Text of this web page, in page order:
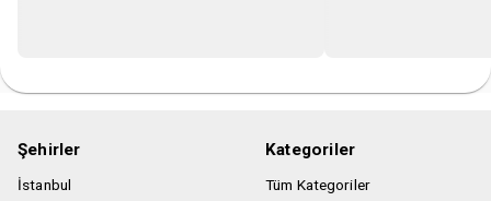
Şehirler
İstanbul
Kategoriler
Tüm Kategoriler